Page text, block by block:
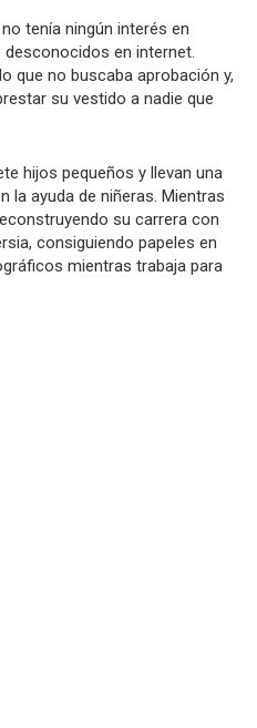
tenía ningún interés en
en internet.
que no buscaba aprobación y,
su vestido a nadie que
hijos pequeños y llevan una
la ayuda de niñeras. Mientras
su carrera con
consiguiendo papeles en
mientras trabaja para